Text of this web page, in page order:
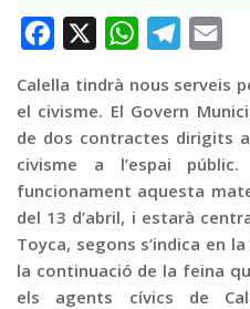
Facebook WhatsAppTelegram
Calella tindrà nous serveis
el civisme. El Govern
de dos contractes dirigits
civisme a l’espai
funcionament aquesta
del 13 d’abril, i estarà
Toyca, segons s’indica en
la continuació de la feina
els agents cívics de